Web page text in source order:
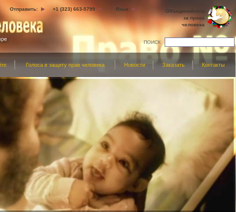
Отправить: +1 (323) 663-5799 Язык
Объединяйтесь
за права
человека
ПОИСК
Голоса в защиту прав человека Новости Заказать Контакты